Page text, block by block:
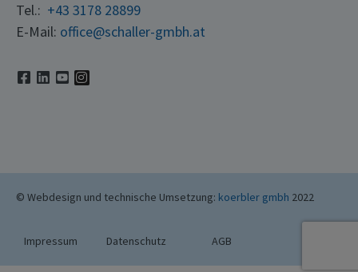
Tel.: +43 3178 28899
E-Mail: office@schaller-gmbh.at
© Webdesign und technische Umsetzung: koerbler gmbh 2022
Impressum Datenschutz AGB